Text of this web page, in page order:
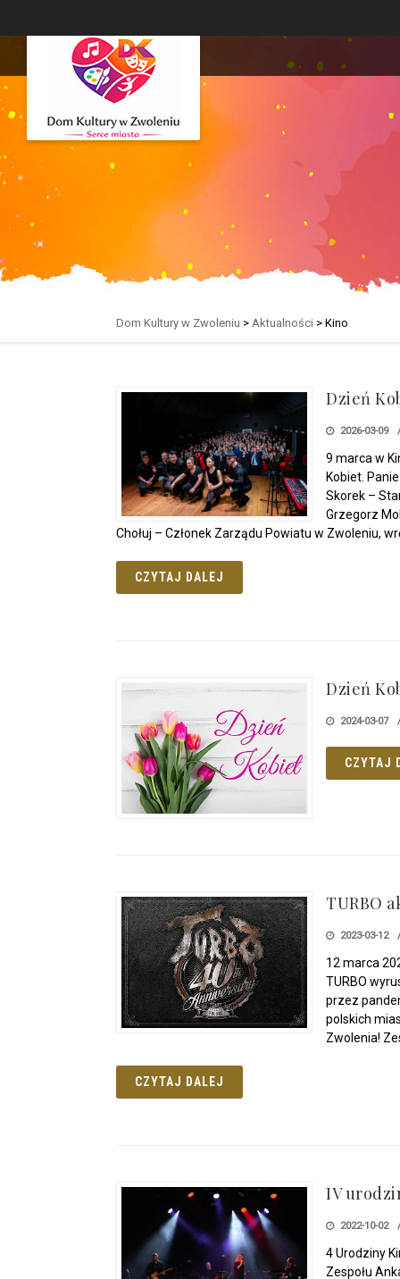
Dom Kultury w Zwoleniu > Aktualności > Kino
Dzień
2026-03-09
9 marca w
Kobiet.
Skorek –
Grzegorz
Chołuj – Członek Zarządu Powiatu w Zwoleniu,
CZYTAJ DALEJ
Dzień
2024-03-07
CZYTAJ
TURBO
2023-03-12
12 marca
TURBO
przez
polskich
Zwolenia!
CZYTAJ DALEJ
IV
2022-10-02
4 Urodziny
Zespołu